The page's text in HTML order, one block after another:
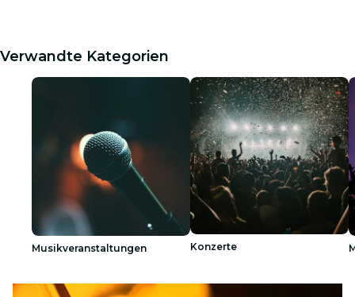
Verwandte Kategorien
Musikveranstaltungen Konzerte